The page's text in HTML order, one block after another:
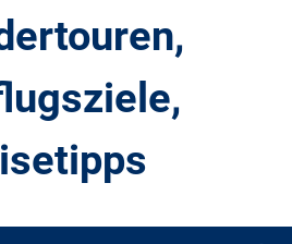
Ein Blog für alle, die gern